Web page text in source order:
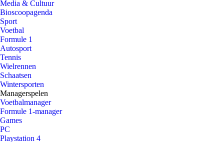
Media & Cultuur
Bioscoopagenda
Sport
Voetbal
Formule 1
Autosport
Tennis
Wielrennen
Schaatsen
Wintersporten
Managerspelen
Voetbalmanager
Formule 1-manager
Games
PC
Playstation 4